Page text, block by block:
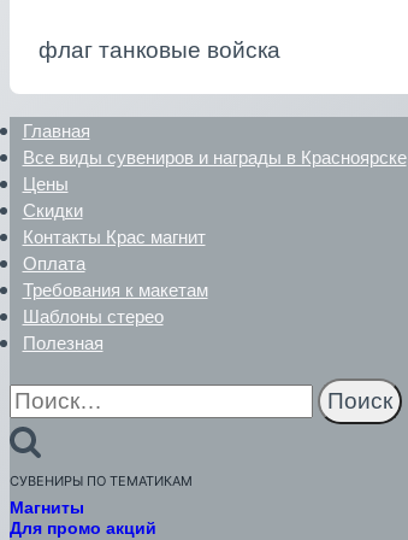
флаг танковые войска
Главная
Все виды сувениров и награды в Красноярске
Цены
Скидки
Контакты Крас магнит
Оплата
Требования к макетам
Шаблоны стерео
Полезная
Найти:
СУВЕНИРЫ ПО ТЕМАТИКАМ
Магниты
Для промо акций